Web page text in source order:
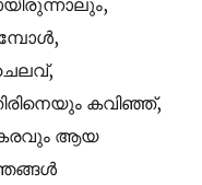
കവിഞ്ഞ്,
ആയ
ഞങ്ങൾ